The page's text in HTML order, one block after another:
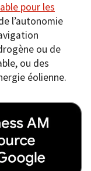
pour les
l’autonomie
ou de
ou des
éolienne.